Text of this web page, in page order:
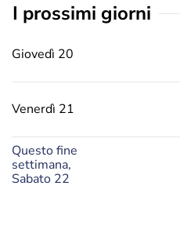
i prossimi giorni
Giovedì 20
Venerdì 21
Questo fine
settimana,
Sabato 22